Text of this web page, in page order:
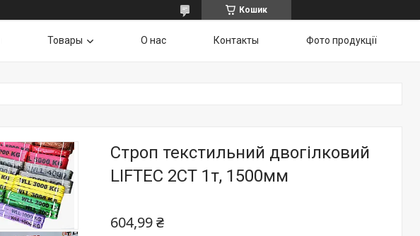
Кошик
Товары О нас Контакты Фото продукції
Строп текстильний двогілковий
LIFTEC 2СТ 1т, 1500мм
604,99 ₴